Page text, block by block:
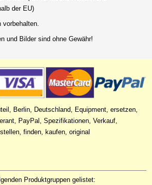
der EU)
vorbehalten.
und Bilder sind ohne Gewähr!
Berlin, Deutschland, Equipment, ersetzen,
PayPal, Spezifikationen, Verkauf,
finden, kaufen, original
Produktgruppen gelistet: